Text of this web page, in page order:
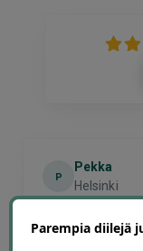
P
Pekka
Helsinki
Onnistui hyvin
Parempia diilejä